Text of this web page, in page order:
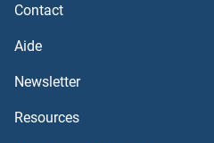
TAT Protein Kits ELISA
TAT Kits ELISA
Contact
Aide
Newsletter
Resources